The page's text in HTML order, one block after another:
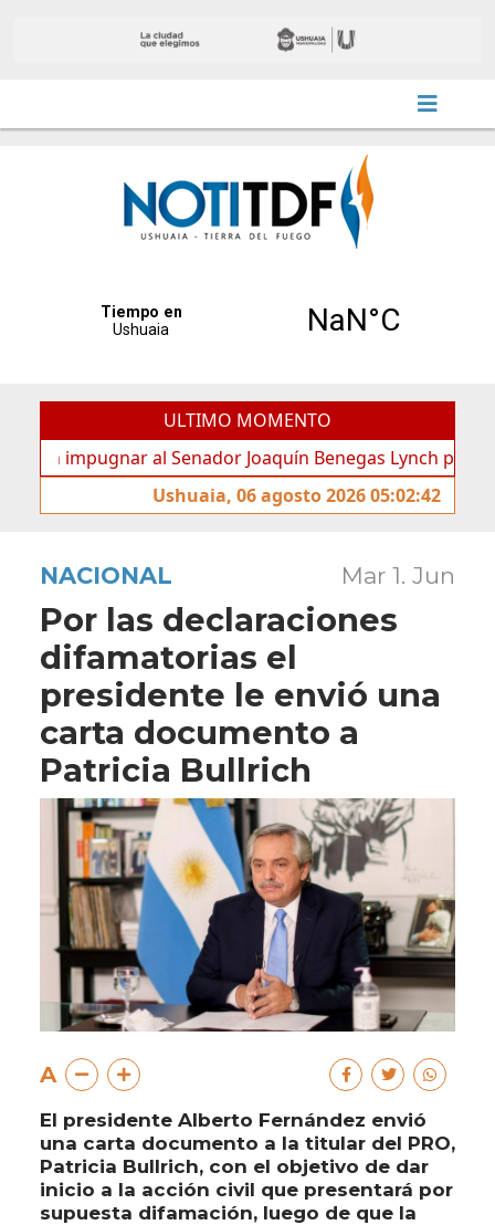
ULTIMO MOMENTO
al Senador Joaquín Benegas Lynch por “conflicto
Ushuaia, 06 agosto 2026 05:02:42
NACIONAL Mar 1. Jun
Por las declaraciones
difamatorias el
presidente le envió una
carta documento a
Patricia Bullrich
A
El presidente Alberto Fernández envió
una carta documento a la titular del PRO,
Patricia Bullrich, con el objetivo de dar
inicio a la acción civil que presentará por
supuesta difamación, luego de que la